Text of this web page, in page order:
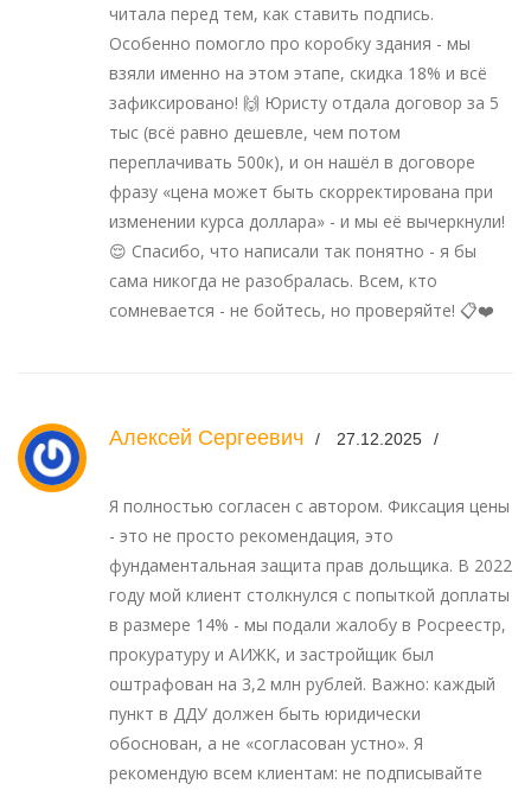
читала перед тем, как ставить подпись.
Особенно помогло про коробку здания - мы
взяли именно на этом этапе, скидка 18% и всё
зафиксировано! 🙌 Юристу отдала договор за 5
тыс (всё равно дешевле, чем потом
переплачивать 500к), и он нашёл в договоре
фразу «цена может быть скорректирована при
изменении курса доллара» - и мы её вычеркнули!
😌 Спасибо, что написали так понятно - я бы
сама никогда не разобралась. Всем, кто
сомневается - не бойтесь, но проверяйте! 📋❤️
Алексей Сергеевич 27.12.2025
Я полностью согласен с автором. Фиксация цены
- это не просто рекомендация, это
фундаментальная защита прав дольщика. В 2022
году мой клиент столкнулся с попыткой доплаты
в размере 14% - мы подали жалобу в Росреестр,
прокуратуру и АИЖК, и застройщик был
оштрафован на 3,2 млн рублей. Важно: каждый
пункт в ДДУ должен быть юридически
обоснован, а не «согласован устно». Я
рекомендую всем клиентам: не подписывайте